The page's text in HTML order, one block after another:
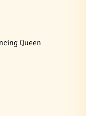
Queen